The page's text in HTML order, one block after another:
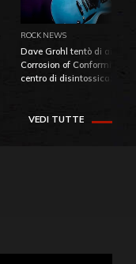
ROCK NEWS
Dave Grohl tentò di
Corrosion of Conformity
centro di
VEDI TUTTE